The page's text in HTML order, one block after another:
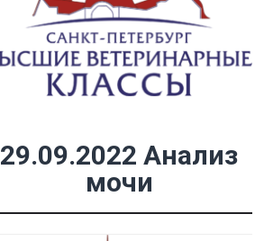
29.09.2022 Анализ
мочи